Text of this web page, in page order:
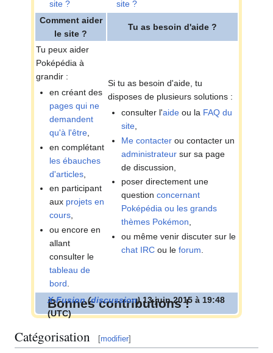
site ?
site ?
Comment aider
le site ?
Tu as besoin d'aide ?
Tu peux aider
Poképédia à
grandir :
en créant des
pages qui ne
demandent
qu'à l'être,
en complétant
les ébauches
d'articles
en participant
aux projets en
cours,
ou encore en
allant
consulter le
tableau de
bord
Si tu as besoin d'aide, tu
disposes de plusieurs solutions :
consulter l'aide ou la FAQ du
site,
Me contacter ou contacter un
administrateur sur sa page
de discussion,
poser directement une
questionconcernant
Poképédia ou les grands
thèmes Pokémon,
ou même venir discuter sur le
chat IRC ou leforum
Bonnes contributions !
X-Fusion(discussion)13 juin 2015 à 19:48
(UTC)
Catégorisation [modifier]